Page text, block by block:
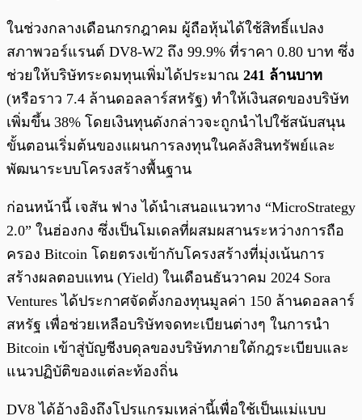
ในช่วงกลางเดือนกรกฎาคม ผู้ถือหุ้นได้ใช้สิทธิ์แปลง
สภาพวอร์แรนต์ DV8-W2 ถึง 99.9% ที่ราคา 0.80 บาท ซึ่ง
ช่วยให้บริษัทระดมทุนเพิ่มได้ประมาณ 241 ล้านบาท
(หรือราว 7.4 ล้านดอลลาร์สหรัฐ) ทำให้เงินสดของบริษัท
เพิ่มขึ้น 38% โดยเงินทุนดังกล่าวจะถูกนำไปใช้สนับสนุน
ขั้นตอนเริ่มต้นของแผนการลงทุนในคลังสินทรัพย์และ
พัฒนาระบบโครงสร้างพื้นฐาน
ก่อนหน้านี้ เจสัน ฟาง ได้นำเสนอแนวทาง “MicroStrategy
2.0” ในฮ่องกง ซึ่งเป็นโมเดลที่ผสมผสานระหว่างการถือ
ครอง Bitcoin โดยตรงเข้ากับโครงสร้างที่มุ่งเน้นการ
สร้างผลตอบแทน (Yield) ในเดือนธันวาคม 2024 Sora
Ventures ได้ประกาศจัดตั้งกองทุนมูลค่า 150 ล้านดอลลาร์
สหรัฐ เพื่อช่วยเหลือบริษัทจดทะเบียนต่างๆ ในการนำ
Bitcoin เข้าสู่บัญชีงบดุลของบริษัทภายใต้กฎระเบียบและ
แนวปฏิบัติของแต่ละท้องถิ่น
DV8 ได้อ้างอิงถึงโปรแกรมเหล่านี้เพื่อใช้เป็นแม่แบบ